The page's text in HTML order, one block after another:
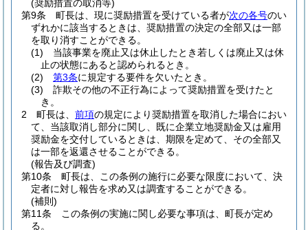
(奨励措置の取消等)
第9条
町長は、現に奨励措置を受けている者が次の各号のい
ずれかに該当するときは、奨励措置の決定の全部又は一部
を取り消すことができる。
(1)
当該事業を廃止又は休止したとき若しくは廃止又は休
止の状態にあると認められるとき。
(2)
第3条に規定する要件を欠いたとき。
(3)
詐欺その他の不正行為によって奨励措置を受けたと
き。
2
町長は、 前項の規定により奨励措置を取消した場合におい
て、当該取消し部分に関し、既に企業立地奨励金又は雇用
奨励金を交付しているときは、期限を定めて、その全部又
は一部を返還させることができる。
(報告及び調査)
第10条
町長は、この条例の施行に必要な限度において、決
定者に対し報告を求め又は調査することができる。
(補則)
第11条
この条例の実施に関し必要な事項は、町長が定め
る。